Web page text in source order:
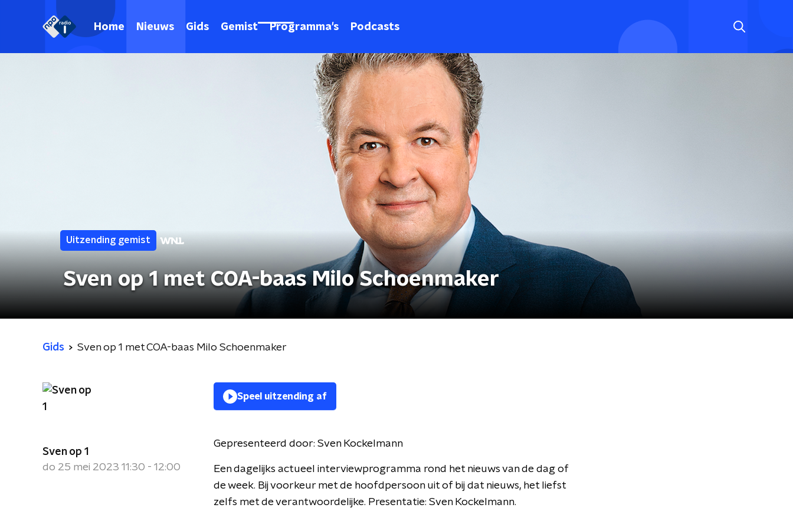
Home Nieuws Gids Gemist Programma's Podcasts
Uitzending gemist
Sven op 1 met COA-baas Milo Schoenmaker
Gids Sven op 1 met COA-baas Milo Schoenmaker
Sven op 1
do 25 mei 2023 11:30 - 12:00
Speel uitzending af
Gepresenteerd door: Sven Kockelmann
Een dagelijks actueel interviewprogramma rond het nieuws van de dag of
de week. Bij voorkeur met de hoofdpersoon uit of bij dat nieuws, het liefst
zelfs met de verantwoordelijke. Presentatie: Sven Kockelmann.